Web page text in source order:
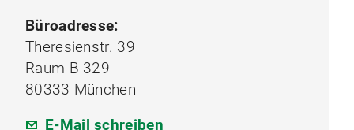
Büroadresse:
Theresienstr. 39
Raum B 329
80333 München
E-Mail schreiben